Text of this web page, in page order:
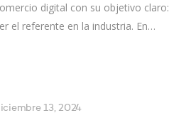
digital con su objetivo claro:
el referente en la industria. En…
13, 2024